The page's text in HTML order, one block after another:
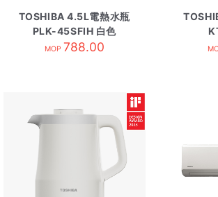
TOSHIBA 4.5L電熱水瓶
PLK-45SFIH 白色
MOP 788.00